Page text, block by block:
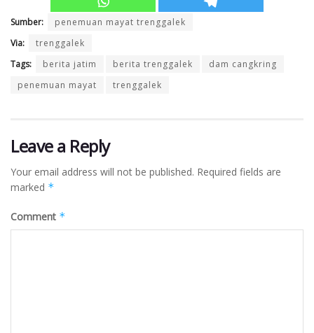
Sumber:
penemuan mayat trenggalek
Via:
trenggalek
Tags:
berita jatim berita trenggalek
dam cangkring
penemuan mayat
trenggalek
Leave a Reply
Your email address will not be published. Required fields are
marked *
Comment *